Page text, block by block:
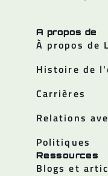
A propos de
À propos de
Histoire de
Carrières
Relations
Politiques
Ressources
Blogs et